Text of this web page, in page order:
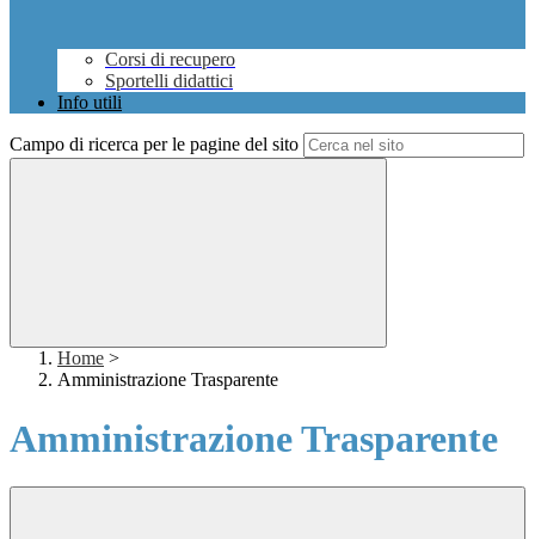
Corsi di recupero
Sportelli didattici
Info utili
Campo di ricerca per le pagine del sito
Home >
Amministrazione Trasparente
Amministrazione Trasparente